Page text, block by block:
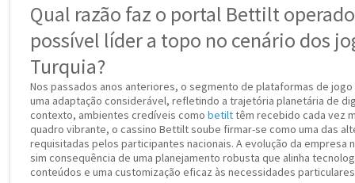
Qual razão faz o portal Bettilt
possível líder a topo no cenário dos
Turquia?
Nos passados anos anteriores, o segmento de plataformas de
uma adaptação considerável, refletindo a trajetória planetária de
contexto, ambientes credíveis como betilttêm recebido cada vez
quadro vibrante, o cassino Bettilt soube firmar-se como uma das
requisitadas pelos participantes nacionais. A evolução da empresa
sim consequência de uma planejamento robusta que alinha
conteúdos e uma customização eficaz às necessidades